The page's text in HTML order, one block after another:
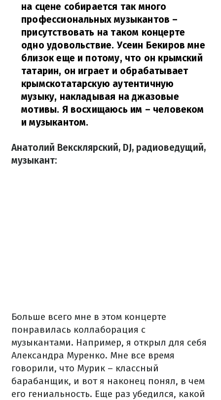
на сцене собирается так много
профессиональных музыкантов –
присутствовать на таком концерте
одно удовольствие. Усеин Бекиров мне
близок еще и потому, что он крымский
татарин, он играет и обрабатывает
крымскотатарскую аутентичную
музыку, накладывая на джазовые
мотивы. Я восхищаюсь им – человеком
и музыкантом.
Анатолий Вексклярский, DJ, радиоведущий,
музыкант:
Больше всего мне в этом концерте
понравилась коллаборация с
музыкантами. Например, я открыл для себя
Александра Муренко. Мне все время
говорили, что Мурик – классный
барабанщик, и вот я наконец понял, в чем
его гениальность. Еще раз убедился, какой